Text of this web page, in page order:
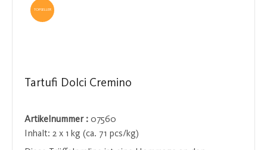
TOPSELLER
Tartufi Dolci Cremino
Artikelnummer : 07560
Inhalt: 2 x 1 kg (ca. 71 pcs/kg)